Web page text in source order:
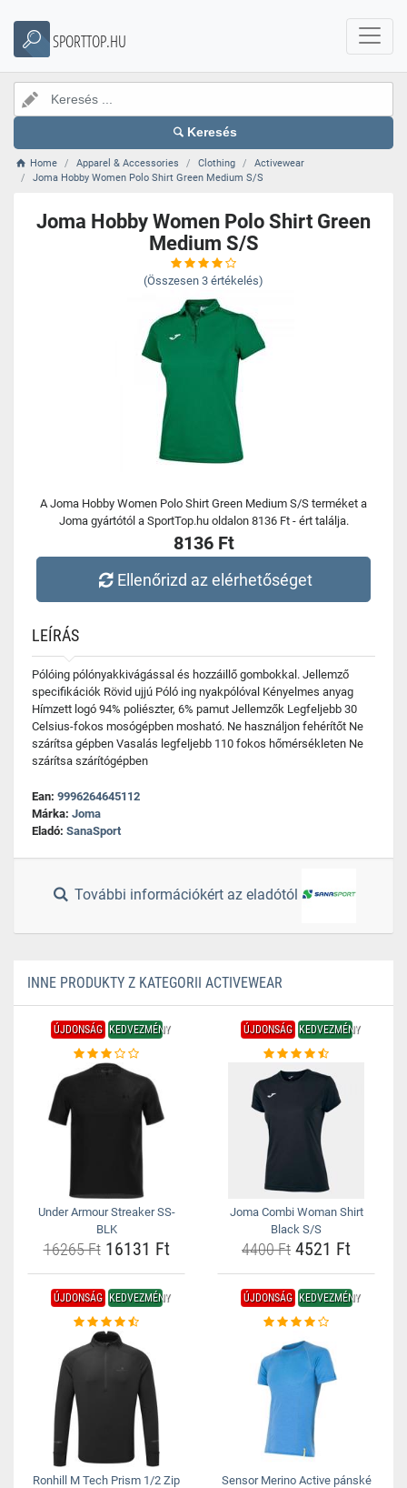
SPORTTOP.HU
Keresés
Home Apparel & Accessories Clothing
Activewear
Joma Hobby Women Polo Shirt Green Medium S/S
Joma Hobby Women Polo Shirt Green
Medium S/S
(Összesen 3 értékelés)
A Joma Hobby Women Polo Shirt Green Medium S/S terméket a
Joma gyártótól a SportTop.hu oldalon 8136 Ft - ért találja.
8136 Ft
Ellenőrizd az elérhetőséget
LEÍRÁS
Pólóing pólónyakkivágással és hozzáillő gombokkal. Jellemző
specifikációk Rövid ujjú Póló ing nyakpólóval Kényelmes anyag
Hímzett logó 94% poliészter, 6% pamut Jellemzők Legfeljebb 30
Celsius-fokos mosógépben mosható. Ne használjon fehérítőt Ne
szárítsa gépben Vasalás legfeljebb 110 fokos hőmérsékleten Ne
szárítsa szárítógépben
Ean: 9996264645112
Márka: Joma
Eladó: SanaSport
További információkért az eladótól
INNE PRODUKTY Z KATEGORII ACTIVEWEAR
ÚJDONSÁG KEDVEZMÉNY
Under Armour Streaker SS-
BLK
16265 Ft16131 Ft
ÚJDONSÁG KEDVEZMÉNY
Joma Combi Woman Shirt
Black S/S
4400 Ft 4521 Ft
ÚJDONSÁG KEDVEZMÉNY
Ronhill M Tech Prism 1/2 Zip
ÚJDONSÁG KEDVEZMÉNY
Sensor Merino Active pánské